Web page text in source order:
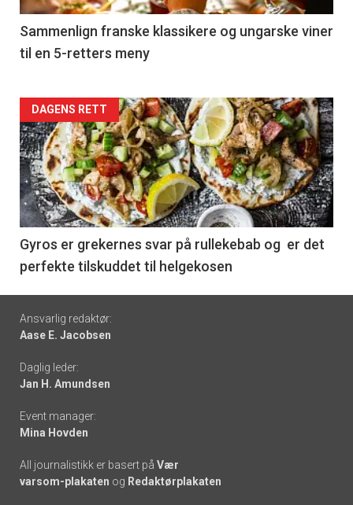
5
Sammenlign franske klassikere og ungarske viner
til en 5-retters meny
Forsiden
akkurat
nå
-
6
DAGENS RETT
Gyros er grekernes svar på rullekebab og er det
perfekte tilskuddet til helgekosen
Footer
-
links
Ansvarlig redaktør:
Aase E. Jacobsen
Daglig leder:
Jan H. Amundsen
Event manager:
Mina Hovden
All journalistikk er basert på Vær
varsom-plakaten og Redaktørplakaten